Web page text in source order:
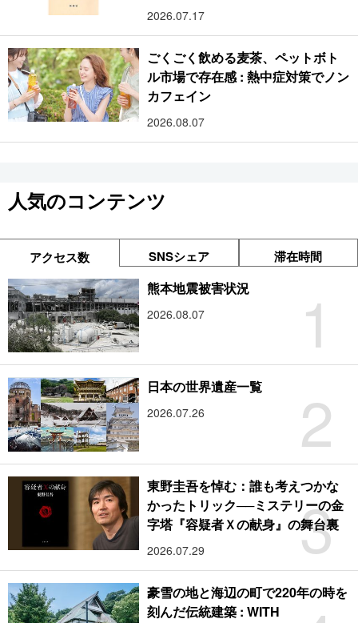
2026.07.17
ごくごく飲める麦茶、ペットボト
ル市場で存在感 : 熱中症対策でノン
カフェイン
2026.08.07
人気のコンテンツ
アクセス数 SNSシェア 滞在時間
1
熊本地震被害状況
2026.08.07
2
日本の世界遺産一覧
2026.07.26
3
東野圭吾を悼む：誰も考えつかな
かったトリック──ミステリーの金
字塔『容疑者Ｘの献身』の舞台裏
2026.07.29
豪雪の地と海辺の町で220年の時を
刻んだ伝統建築 : WITH